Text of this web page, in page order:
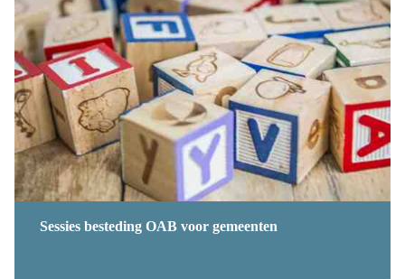
Sessies besteding OAB voor gemeenten